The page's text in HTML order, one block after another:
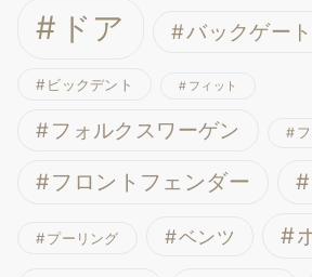
ドア バックゲート
ビックデント フィット
フォルクスワーゲン
フロントフェンダー
プーリング ベンツ